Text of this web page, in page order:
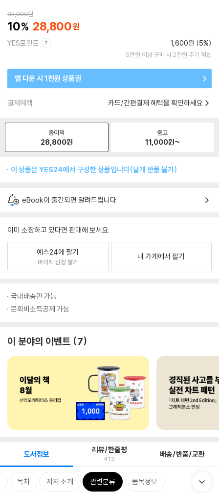
32,000원
10 28,800
YES포인트 1,600원 (5%)
5만원 이상 구매 시 2천원 추가 적립
앱 다운 시 1천원 상품권
결제혜택 카드/간편결제 혜택을 확인하세요
종이책
28,800원
중고
11,000원~
이 상품은 YES24에서 구성한 상품입니다(낱개 반품 불가).
eBook이 출간되면 알려드립니다.
이미 소장하고 있다면 판매해 보세요.
예스24에 팔기
바이백 신청 불가
내 가게에서 팔기
국내배송만 가능
문화비소득공제 가능
이 분야의 이벤트 7
도서정보 리뷰/한줄평
412 배송/반품/교환
목차 저자 소개 관련분류 품목정보